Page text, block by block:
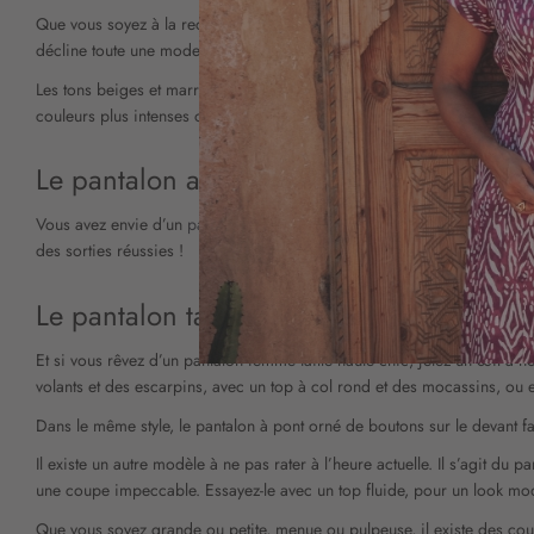
Que vous soyez à la recherche d’un
pantalon fluide chic pour l’été, ou
décline toute une mode élégante et féminine dans une large gamme
Les tons beiges et marron ont toujours le vent en poupe cette
couleurs plus intenses ou pastel.
Le pantalon ample
Vous avez envie d’un pantalon ample
chic pour combiner élégance
des sorties réussies !
Le pantalon taille haute
Et si vous rêvez d’un pantalon femme taille haute chic, jetez un œil à
volants et des escarpins, avec un top à col rond et des mocassins, ou
Dans le même style, le pantalon à pont orné de boutons sur le
Il existe un autre modèle à ne pas rater à l’heure actuelle. Il s’agit
une coupe impeccable. Essayez-le avec un top fluide, pour un look
Que vous soyez grande ou petite, menue ou pulpeuse, il existe des